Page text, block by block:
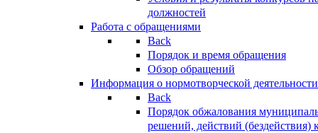
должностей
Работа с обращениями
Back
Порядок и время обращения
Обзор обращений
Информация о нормотворческой деятельности
Back
Порядок обжалования
решений, действий (бездействия)